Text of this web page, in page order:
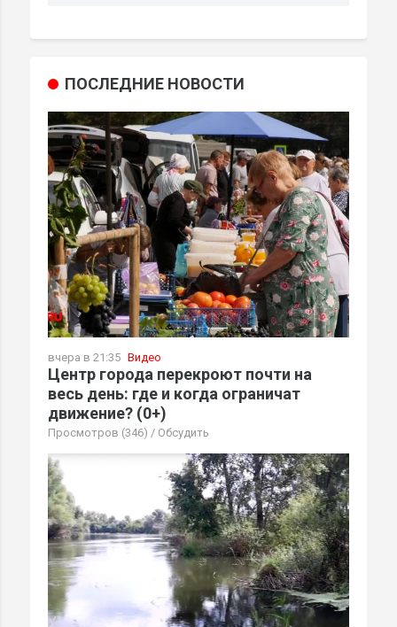
ПОСЛЕДНИЕ НОВОСТИ
вчера в 21:35 Видео
Центр города перекроют почти на
весь день: где и когда ограничат
движение? (0+)
Просмотров (346) / Обсудить